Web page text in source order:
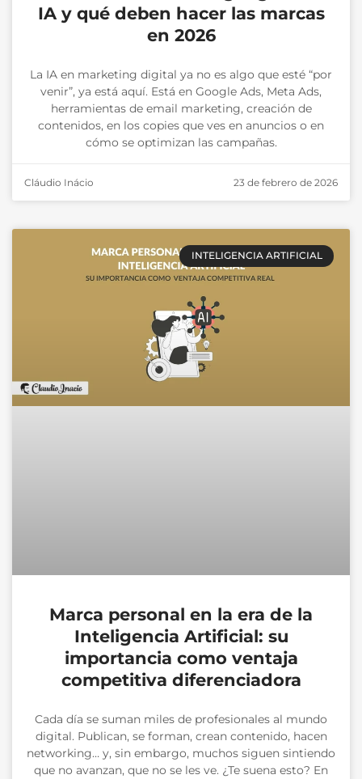
IA y qué deben hacer las marcas
en 2026
La IA en marketing digital ya no es algo que esté “por
venir”, ya está aquí. Está en Google Ads, Meta Ads,
herramientas de email marketing, creación de
contenidos, en los copies que ves en anuncios o en
cómo se optimizan las campañas.
Cláudio Inácio 23 de febrero de 2026
INTELIGENCIA ARTIFICIAL
Marca personal en la era de la
Inteligencia Artificial: su
importancia como ventaja
competitiva diferenciadora
Cada día se suman miles de profesionales al mundo
digital. Publican, se forman, crean contenido, hacen
networking… y, sin embargo, muchos siguen sintiendo
que no avanzan, que no se les ve. ¿Te suena esto? En